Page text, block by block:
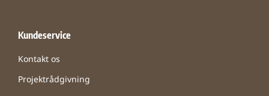
Kundeservice
Kontakt os
Projektrådgivning